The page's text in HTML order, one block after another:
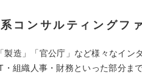
系コンサルティングフ
製造」「官公庁」など様々なイ
・組織人事・財務といった部分ま